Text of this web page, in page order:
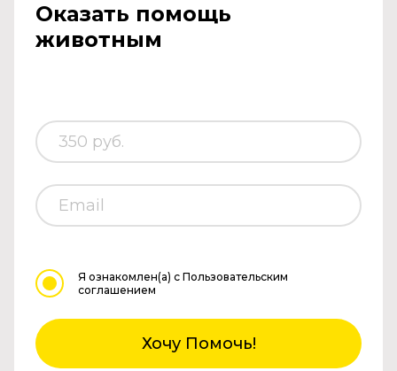
Оказать помощь
животным
Я ознакомлен(а) с Пользовательским
соглашением
Хочу Помочь!